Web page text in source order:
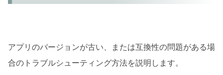
アプリのバージョンが古い、または互換性の問題がある場
合のトラブルシューティング方法を説明します。